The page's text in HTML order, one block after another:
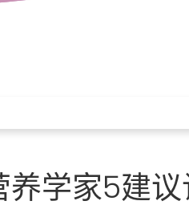
学家5建